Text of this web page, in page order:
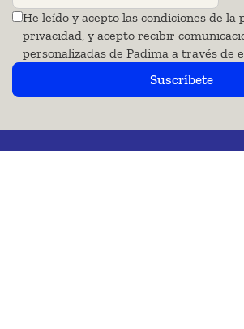
He leído y acepto las condiciones de la
privacidad , y acepto recibir
personalizadas de Padima a través de
Suscríbete